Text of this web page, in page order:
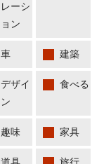
レーシ
ョン
車 建築
デザイ
ン
食べる
趣味 家具